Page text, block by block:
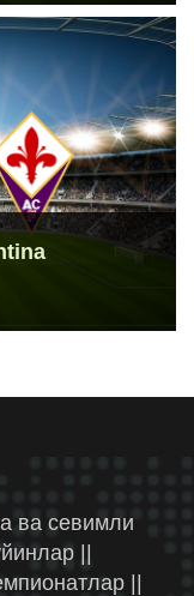
ва севимли
||
||